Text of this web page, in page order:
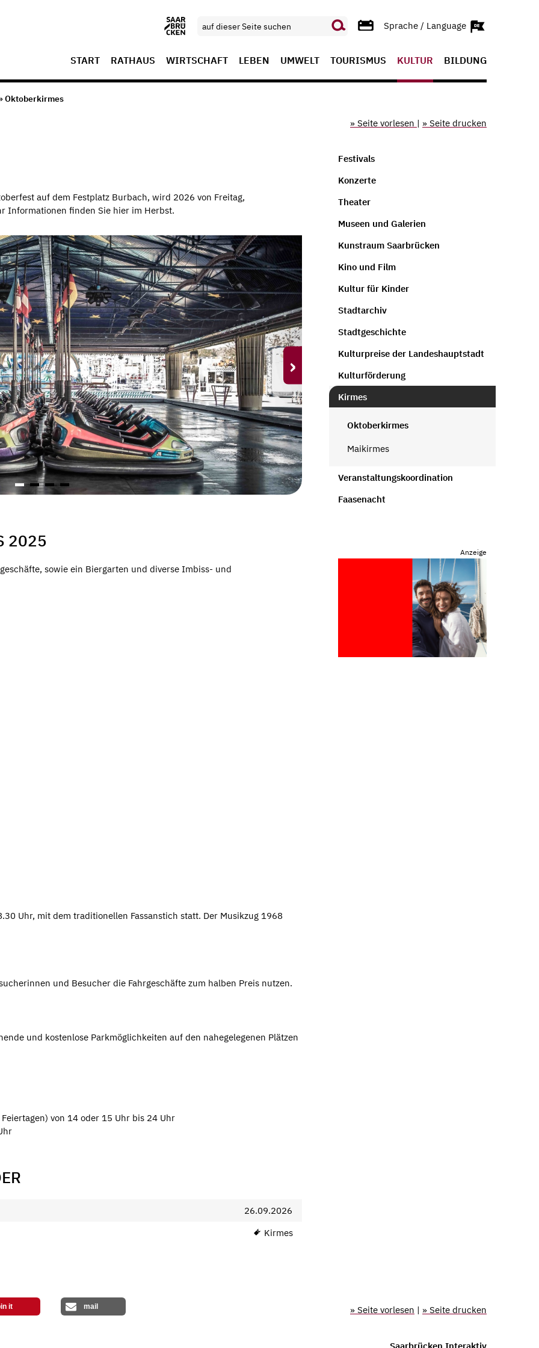
Sprache / Language
START RATHAUS WIRTSCHAFT LEBEN UMWELT TOURISMUS KULTUR BILDUNG
Oktoberkirmes
» Seite vorlesen | » Seite drucken
auf dem Festplatz Burbach, wird 2026 von Freitag,
Informationen finden Sie hier im Herbst.
›
2025
sowie ein Biergarten und diverse Imbiss- und
Uhr, mit dem traditionellen Fassanstich statt. Der Musikzug 1968
und Besucher die Fahrgeschäfte zum halben Preis nutzen.
und kostenlose Parkmöglichkeiten auf den nahegelegenen Plätzen
von 14 oder 15 Uhr bis 24 Uhr
26.09.2026
Kirmes
Festivals
Konzerte
Theater
Museen und Galerien
Kunstraum Saarbrücken
Kino und Film
Kultur für Kinder
Stadtarchiv
Stadtgeschichte
Kulturpreise der Landeshauptstadt
Kulturförderung
Kirmes
Oktoberkirmes
Maikirmes
Veranstaltungskoordination
Faasenacht
Anzeige
it mail » Seite vorlesen | » Seite drucken